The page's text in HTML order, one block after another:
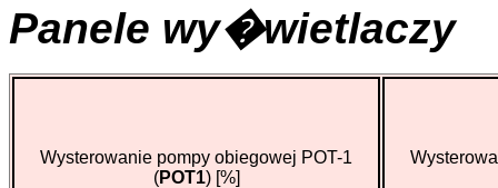
Panele wy�wietlaczy
Wysterowanie pompy obiegowej POT-1
(POT1)[%]